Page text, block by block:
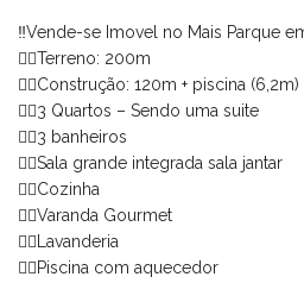
‼️Vende-se Imovel no Mais Parque
👉🏻Terreno: 200m
👉🏻Construção: 120m + piscina (6,2m)
👉🏻3 Quartos – Sendo uma suite
👉🏻3 banheiros
👉🏻Sala grande integrada sala jantar
👉🏻Cozinha
👉🏻Varanda Gourmet
👉🏻Lavanderia
👉🏻Piscina com aquecedor